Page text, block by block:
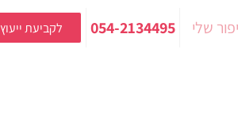
שלי 054-2134495 לקביעת ייעוץ